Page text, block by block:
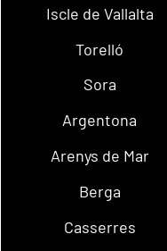
Iscle de Vallalta
Torelló
Sora
Argentona
Arenys de Mar
Berga
Casserres